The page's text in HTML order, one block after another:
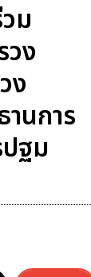
ม
ง
ง
นการ
ฐม